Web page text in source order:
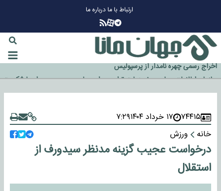
ارتباط با مادرباره ما
گزینه جدایی اوسمار روی میز مدیران پرسپولیس
آیا رئیس جمهور آمریکا قانون را دور می‌زند؟
اخراج رسمی چهره نامدار از پرسپولیس
سازمان اطلاعات سپاه: پروژه دولت ترامپ برای مهار چین، روسیه و اروپا شکست
خورد
۷۴۴۱۵ ۱۷ خرداد ۱۴۰۴
۷:۲۹
خانه
ورزش
درخواست عجیب گزینه مدنظر سیدورف از
استقلال